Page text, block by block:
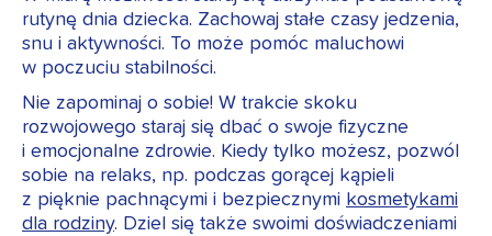
rutynę dnia dziecka. Zachowaj stałe czasy jedzenia,
snu i aktywności. To może pomóc maluchowi
w poczuciu stabilności.
Nie zapominaj o sobie! W trakcie skoku
rozwojowego staraj się dbać o swoje fizyczne
i emocjonalne zdrowie. Kiedy tylko możesz, pozwól
sobie na relaks, np. podczas gorącej kąpieli
z pięknie pachnącymi i bezpiecznymi kosmetykami
dla rodziny. Dziel się także swoimi doświadczeniami